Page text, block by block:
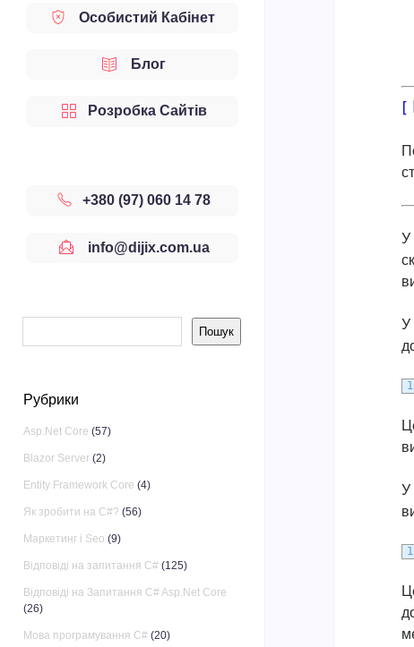
Особистий Кабінет
Блог
Розробка Сайтів
+380 (97) 060 14 78
info@dijix.com.ua
Sidebar
Пошук
Рубрики
Asp.Net Core (57)
Blazor Server(2)
Entity Framework Core (4)
Як зробити на C#? (56)
Маркетинг і Seo (9)
Відповіді на запитання C#(125)
Відповіді на Запитання C# Asp.Net Core
(26)
Мова програмування C#(20)
[
У
У
1
У
1